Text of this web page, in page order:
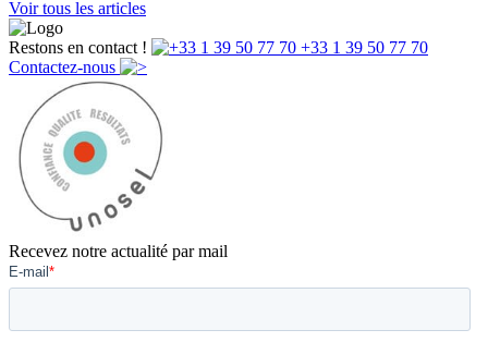
Voir tous les articles
Restons en contact !
+33 1 39 50 77 70
Contactez-nous
Recevez notre actualité par mail